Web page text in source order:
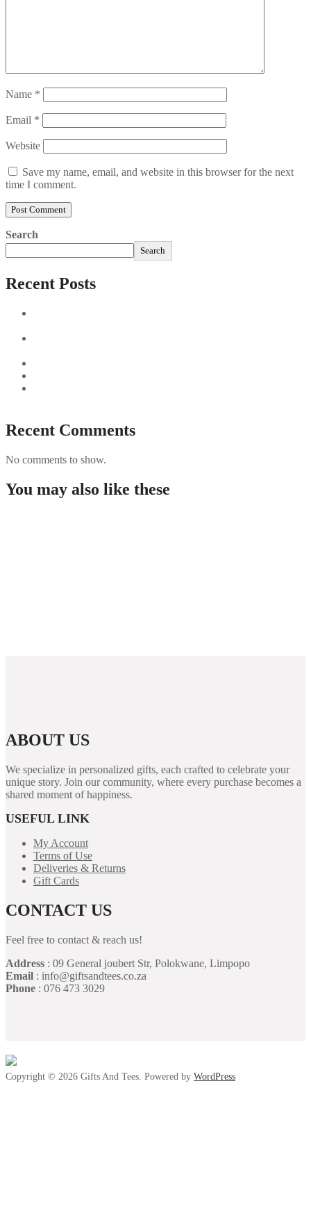
Name *
Email *
Website
Save my name, email, and website in this browser for the next
time I comment.
Search
Search
Recent Posts
Recent Comments
No comments to show.
You may also like these
ABOUT US
We specialize in personalized gifts, each crafted to celebrate your
unique story. Join our community, where every purchase becomes a
shared moment of happiness.
USEFUL LINK
My Account
Terms of Use
Deliveries & Returns
Gift Cards
CONTACT US
Feel free to contact & reach us!
Address : 09 General joubert Str, Polokwane, Limpopo
Email : info@giftsandtees.co.za
Phone : 076 473 3029
Copyright © 2026 Gifts And Tees. Powered by WordPress